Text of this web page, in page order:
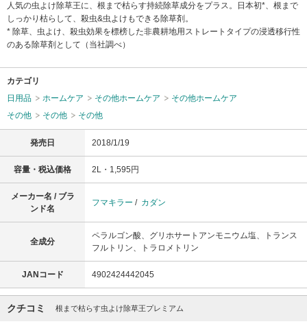
人気の虫よけ除草王に、根まで枯らす持続除草成分をプラス。日本初*、根まで
しっかり枯らして、殺虫&虫よけもできる除草剤。
* 除草、虫よけ、殺虫効果を標榜した非農耕地用ストレートタイプの浸透移行性
のある除草剤として（当社調べ）
カテゴリ
日用品
ホームケア その他ホームケア
その他ホームケア
その他
その他 その他
発売日 2018/1/19
容量・税込価格 2L・1,595円
メーカー名 / ブラ
ンド名
フマキラー / カダン
全成分
ペラルゴン酸、グリホサートアンモニウム塩、トランス
フルトリン、トラロメトリン
JANコード 4902424442045
クチコミ 根まで枯らす虫よけ除草王プレミアム